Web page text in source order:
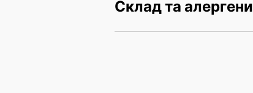
Склад та алергени